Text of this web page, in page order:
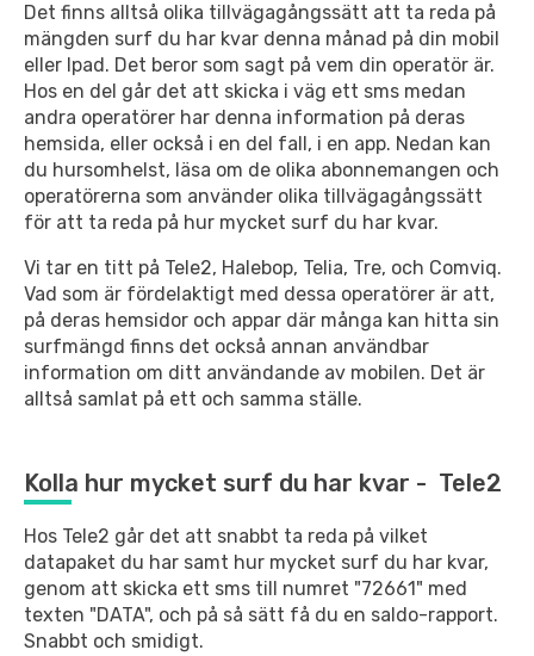
Det finns alltså olika tillvägagångssätt att ta reda på
mängden surf du har kvar denna månad på din mobil
eller Ipad. Det beror som sagt på vem din operatör är.
Hos en del går det att skicka i väg ett sms medan
andra operatörer har denna information på deras
hemsida, eller också i en del fall, i en app. Nedan kan
du hursomhelst, läsa om de olika abonnemangen och
operatörerna som använder olika tillvägagångssätt
för att ta reda på hur mycket surf du har kvar.
Vi tar en titt på Tele2, Halebop, Telia, Tre, och Comviq.
Vad som är fördelaktigt med dessa operatörer är att,
på deras hemsidor och appar där många kan hitta sin
surfmängd finns det också annan användbar
information om ditt användande av mobilen. Det är
alltså samlat på ett och samma ställe.
Kolla hur mycket surf du har kvar - Tele2
Hos Tele2 går det att snabbt ta reda på vilket
datapaket du har samt hur mycket surf du har kvar,
genom att skicka ett sms till numret "72661" med
texten "DATA", och på så sätt få du en saldo-rapport.
Snabbt och smidigt.